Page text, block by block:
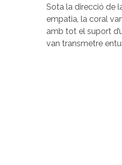
Sota la direcció de
empatia, la coral
amb tot el suport
van transmetre